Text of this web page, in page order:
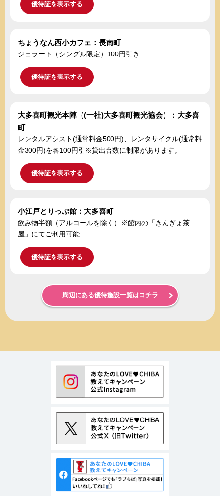
優待証を表示する
ちょうなん西小カフェ：長南町
ジェラート（シングル限定）100円引き
優待証を表示する
大多喜町観光本陣（(一社)大多喜町観光協会）：大多喜
町
レンタルアシスト(通常料金500円)、レンタサイクル(通常料
金300円)を各100円引※貸出台数に制限があります。
優待証を表示する
小江戸とりっぷ館：大多喜町
飲み物半額（アルコールを除く）※館内の「きんぎょ茶
屋」にてご利用可能
優待証を表示する
周辺にある優待施設一覧はコチラ